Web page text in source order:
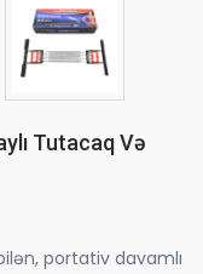
Tutacaq Və
portativ davamlı